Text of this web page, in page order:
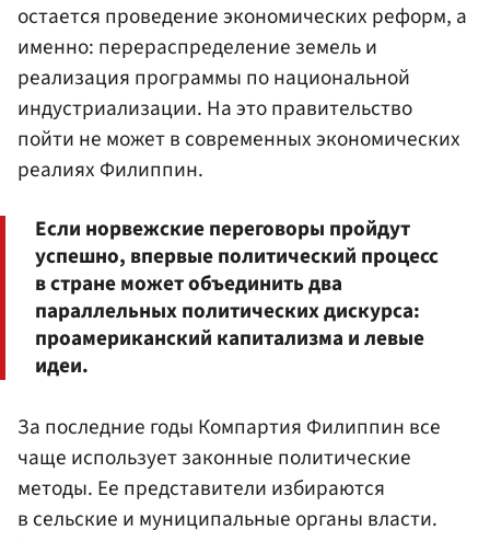
остается проведение экономических реформ, а
именно: перераспределение земель и
реализация программы по национальной
индустриализации. На это правительство
пойти не может в современных экономических
реалиях Филиппин.
Если норвежские переговоры пройдут
успешно, впервые политический процесс
в стране может объединить два
параллельных политических дискурса:
проамериканский капитализма и левые
идеи.
За последние годы Компартия Филиппин все
чаще использует законные политические
методы. Ее представители избираются
в сельские и муниципальные органы власти.